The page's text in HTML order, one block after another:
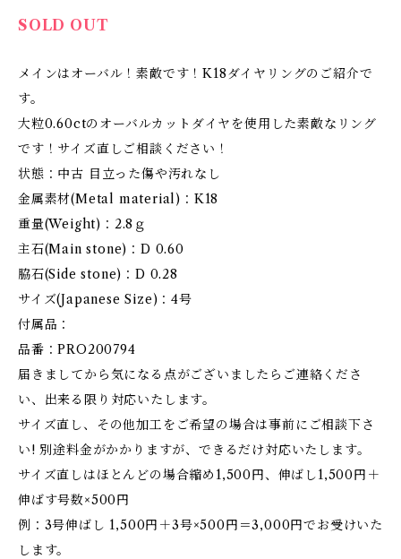
SOLD OUT
メインはオーバル！素敵です！K18ダイヤリングのご紹介で
す。
大粒0.60ctのオーバルカットダイヤを使用した素敵なリング
です！サイズ直しご相談ください！
状態：中古 目立った傷や汚れなし
金属素材(Metal material)：K18
重量(Weight)：2.8ｇ
主石(Main stone)：D 0.60
脇石(Side stone)：D 0.28
サイズ(Japanese Size)：4号
付属品：
品番：PRO200794
届きましてから気になる点がございましたらご連絡くださ
い、出来る限り対応いたします。
サイズ直し、その他加工をご希望の場合は事前にご相談下さ
い! 別途料金がかかりますが、できるだけ対応いたします。
サイズ直しはほとんどの場合縮め1,500円、伸ばし1,500円＋
伸ばす号数×500円
例：3号伸ばし 1,500円＋3号×500円＝3,000円でお受けいた
します。